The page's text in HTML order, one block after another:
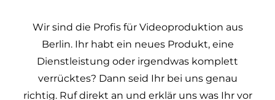
Wir sind die Profis für Videoproduktion aus
Berlin. Ihr habt ein neues Produkt, eine
Dienstleistung oder irgendwas komplett
verrücktes? Dann seid Ihr bei uns genau
richtig. Ruf direkt an und erklär uns was Ihr vor